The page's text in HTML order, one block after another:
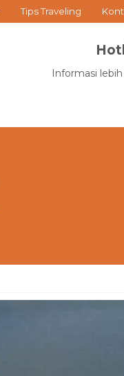
Tips Traveling
Informasi